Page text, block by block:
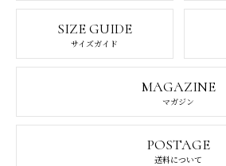
SIZE GUIDE
サイズガイド
MAGAZINE
マガジン
POSTAGE
送料について